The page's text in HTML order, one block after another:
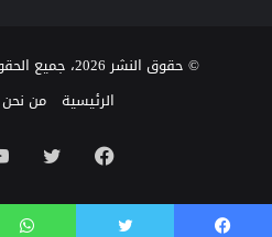
© حقوق النشر 2026، جميع الحقوق محفوظة |
الرئيسية
من نحن
فيسبوك تويتر